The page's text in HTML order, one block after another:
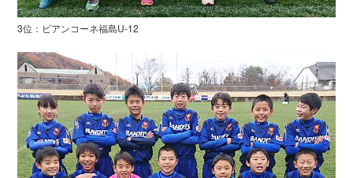
3位：ビアンコーネ福島U-12